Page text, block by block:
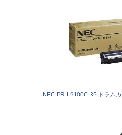
NEC PR-L9100C-35 ドラム